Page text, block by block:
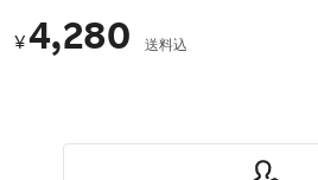
¥4,280 送料込